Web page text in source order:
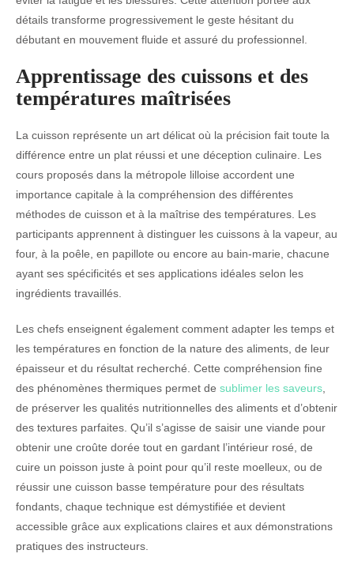
détails transforme progressivement le geste hésitant du
débutant en mouvement fluide et assuré du professionnel.
Apprentissage des cuissons et des
températures maîtrisées
La cuisson représente un art délicat où la précision fait toute la
différence entre un plat réussi et une déception culinaire. Les
cours proposés dans la métropole lilloise accordent une
importance capitale à la compréhension des différentes
méthodes de cuisson et à la maîtrise des températures. Les
participants apprennent à distinguer les cuissons à la vapeur, au
four, à la poêle, en papillote ou encore au bain-marie, chacune
ayant ses spécificités et ses applications idéales selon les
ingrédients travaillés.
Les chefs enseignent également comment adapter les temps et
les températures en fonction de la nature des aliments, de leur
épaisseur et du résultat recherché. Cette compréhension fine
des phénomènes thermiques permet de sublimer les saveurs
de préserver les qualités nutritionnelles des aliments et d’obtenir
des textures parfaites. Qu’il s’agisse de saisir une viande pour
obtenir une croûte dorée tout en gardant l’intérieur rosé, de
cuire un poisson juste à point pour qu’il reste moelleux, ou de
réussir une cuisson basse température pour des résultats
fondants, chaque technique est démystifiée et devient
accessible grâce aux explications claires et aux démonstrations
pratiques des instructeurs.